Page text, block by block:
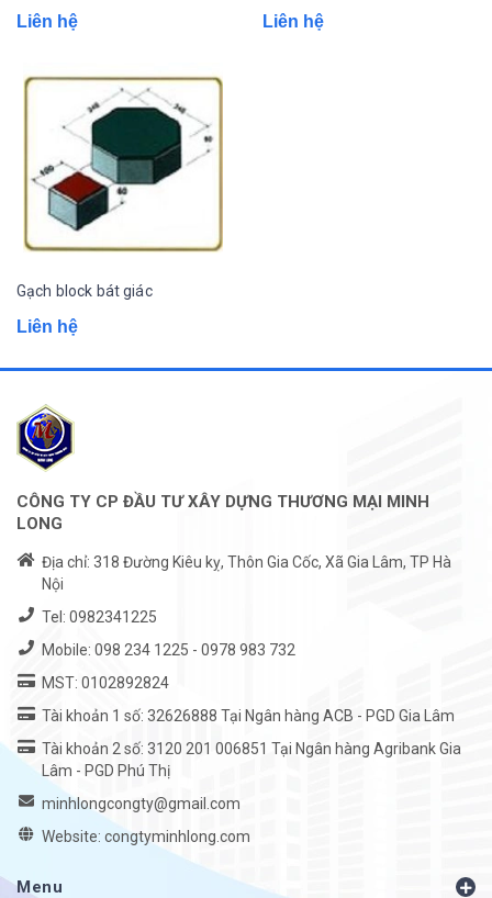
Liên hệ Liên hệ
Gạch block bát giác
Liên hệ
CÔNG TY CP ĐẦU TƯ XÂY DỰNG THƯƠNG MẠI MINH
LONG
Địa chỉ: 318 Đường Kiêu kỵ, Thôn Gia Cốc, Xã Gia Lâm, TP Hà
Nội
Tel: 0982341225
Mobile: 098 234 1225 - 0978 983 732
MST: 0102892824
Tài khoản 1 số: 32626888 Tại Ngân hàng ACB - PGD Gia Lâm
Tài khoản 2 số: 3120 201 006851 Tại Ngân hàng Agribank Gia
Lâm - PGD Phú Thị
minhlongcongty@gmail.com
Website: congtyminhlong.com
Menu